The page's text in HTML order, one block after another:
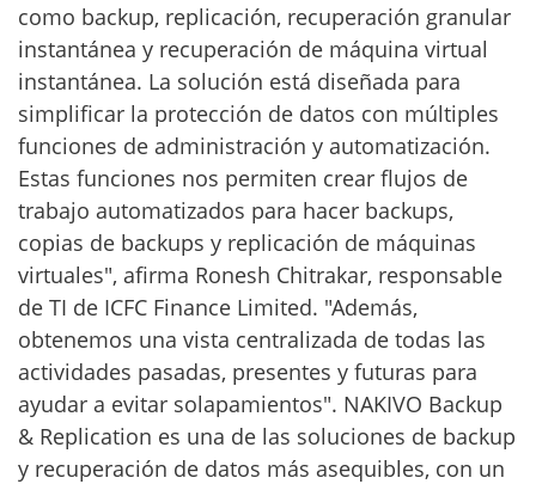
como backup, replicación, recuperación granular
instantánea y recuperación de máquina virtual
instantánea. La solución está diseñada para
simplificar la protección de datos con múltiples
funciones de administración y automatización.
Estas funciones nos permiten crear flujos de
trabajo automatizados para hacer backups,
copias de backups y replicación de máquinas
virtuales", afirma Ronesh Chitrakar, responsable
de TI de ICFC Finance Limited. "Además,
obtenemos una vista centralizada de todas las
actividades pasadas, presentes y futuras para
ayudar a evitar solapamientos". NAKIVO Backup
& Replication es una de las soluciones de backup
y recuperación de datos más asequibles, con un